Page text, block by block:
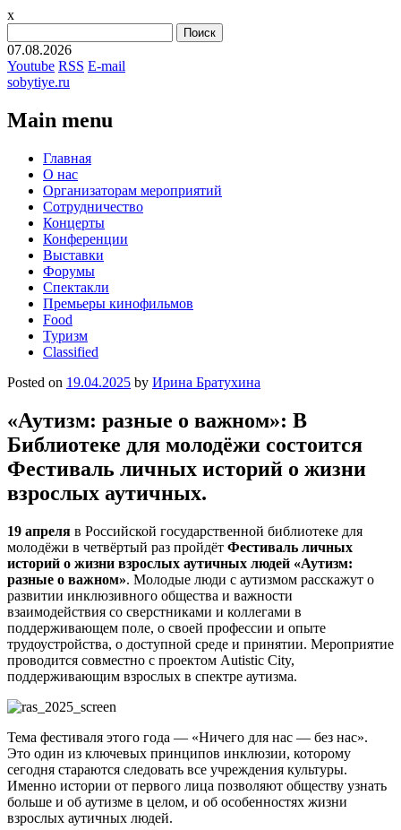
x
07.08.2026
Youtube RSS E-mail
sobytiye.ru
Main menu
Skip
content
Главная
О нас
Организаторам мероприятий
Сотрудничество
Концерты
Конференции
Выставки
Форумы
Спектакли
Премьеры кинофильмов
Food
Туризм
Сlassified
Posted on 19.04.2025 by Ирина Братухина
«Аутизм: разные о важном»: В
Библиотеке для молодёжи состоится
Фестиваль личных историй о жизни
взрослых аутичных.
19 апреля в Российской государственной библиотеке для
молодёжи в четвёртый раз пройдёт Фестиваль личных
историй о жизни взрослых аутичных людей «Аутизм:
разные о важном». Молодые люди с аутизмом расскажут о
развитии инклюзивного общества и важности
взаимодействия со сверстниками и коллегами в
поддерживающем поле, о своей профессии и опыте
трудоустройства, о доступной среде и принятии. Мероприятие
проводится совместно с проектом Autistic City,
поддерживающим взрослых в спектре аутизма.
Тема фестиваля этого года — «Ничего для нас — без нас».
Это один из ключевых принципов инклюзии, которому
сегодня стараются следовать все учреждения культуры.
Именно истории от первого лица позволяют обществу узнать
больше и об аутизме в целом, и об особенностях жизни
взрослых аутичных людей.